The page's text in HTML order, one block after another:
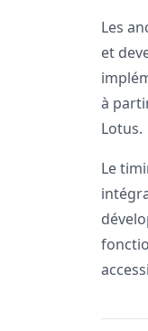
Les
et
à
Lotus.
Le